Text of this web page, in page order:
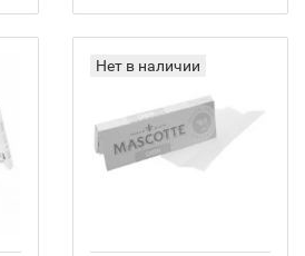
Нет в наличии